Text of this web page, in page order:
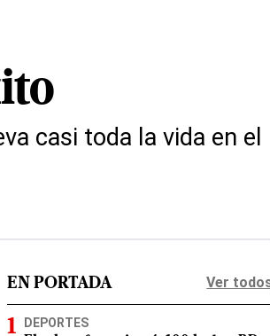
casi toda la vida en el
EN PORTADA Ver
DEPORTES